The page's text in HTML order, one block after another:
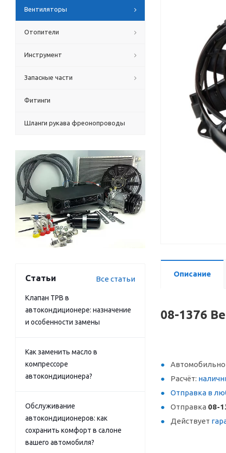
Описание
08-1376
Расчёт:
Отправка в
Отправка 08-
Действует
Вентиляторы
Отопители
Инструмент
Запасные части
Фитинги
Шланги рукава фреонопроводы
Статьи Все статьи
Клапан ТРВ в
автокондиционере: назначение
и особенности замены
Как заменить масло в
компрессоре
автокондиционера?
Обслуживание
автокондиционеров: как
сохранить комфорт в салоне
вашего автомобиля?